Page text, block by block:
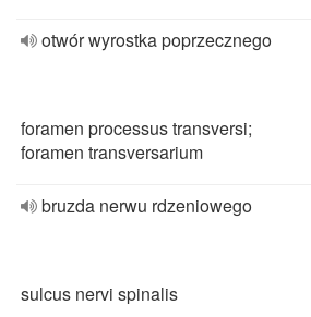
otwór wyrostka poprzecznego
foramen processus transversi;
foramen transversarium
bruzda nerwu rdzeniowego
sulcus nervi spinalis